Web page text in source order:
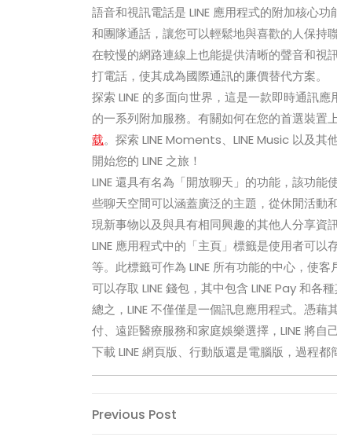
語音和視訊電話是 LINE 應用程式的附加核心
和團隊通話，讓您可以輕鬆地與喜歡的人保持
在較慢的網路連線上也能提供清晰的聲音和視
打電話，使其成為國際通訊的廉價替代方案。
探索 LINE 的多面向世界，這是一款即時通訊
的一系列附加服務。有關如何在您的首選裝置
载。探索 LINE Moments、LINE Music 以及
開始您的 LINE 之旅！
LINE 還具有名為「開放聊天」的功能，該功
些聊天空間可以涵蓋廣泛的主題，從休閒活動
現新事物以及與具有相同興趣的其他人分享資
LINE 應用程式中的「主頁」標籤是使用者可以
等。此標籤可作為 LINE 所有功能的中心，使
可以存取 LINE 錢包，其中包含 LINE Pay 和各
總之，LINE 不僅僅是一個訊息應用程式。憑
付、遠距醫療服務和家庭娛樂選擇，LINE 將
下載 LINE 網頁版、行動版還是電腦版，過程
Post
Previous
Previous Post